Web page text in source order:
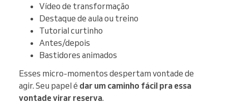
Vídeo de transformação
Destaque de aula ou treino
Tutorial curtinho
Antes/depois
Bastidores animados
Esses micro-momentos despertam vontade de
agir. Seu papel é dar um caminho fácil pra essa
vontade virar reserva.